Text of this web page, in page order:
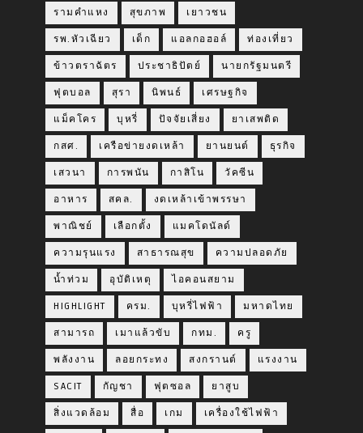
รามคำแหง สุขภาพ เยาวชน
รพ.หัวเฉียว เด็ก แอลกอฮอล์ ท่องเที่ยว
ข้าวตราฉัตร ประชาธิปัตย์ นายกรัฐมนตรี
ฟุตบอล สุรา นิพนธ์ เศรษฐกิจ
แม็คโคร บุหรี่ ปัจจัยเสี่ยง ยาเสพติด
กสศ. เครือข่ายงดเหล้า ยานยนต์ ธุรกิจ
เสวนา การพนัน กาสิโน วัคซีน
อาหาร สคล. งดเหล้าเข้าพรรษา
พาณิชย์ เลือกตั้ง แมคโดนัลด์
ความรุนแรง สาธารณสุข ความปลอดภัย
น้ำท่วม อุบัติเหตุ ไอคอนสยาม
HIGHLIGHT ครม. บุหรี่ไฟฟ้า มหาดไทย
สามารถ เมาแล้วขับ กทม. ครู
พลังงาน ลอยกระทง สงกรานต์ แรงงาน
SACIT กัญชา ฟุตซอล ยาสูบ
สิ่งแวดล้อม สื่อ เกม เครื่องใช้ไฟฟ้า